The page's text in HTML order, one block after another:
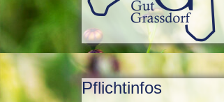
Pflichtinfos